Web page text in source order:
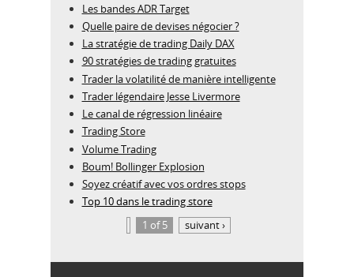
Les bandes ADR Target
Quelle paire de devises négocier ?
La stratégie de trading Daily DAX
90 stratégies de trading gratuites
Trader la volatilité de manière intelligente
Trader légendaire Jesse Livermore
Le canal de régression linéaire
Trading Store
Volume Trading
Boum! Bollinger Explosion
Soyez créatif avec vos ordres stops
Top 10 dans le trading store
1 of 5
suivant ›